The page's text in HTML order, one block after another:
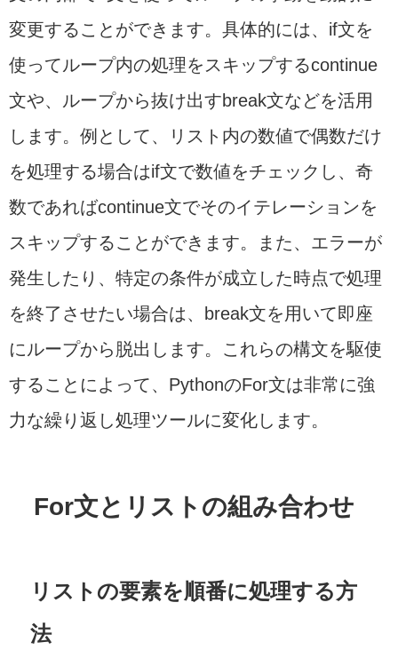
変更することができます。具体的には、if文を
使ってループ内の処理をスキップするcontinue
文や、ループから抜け出すbreak文などを活用
します。例として、リスト内の数値で偶数だけ
を処理する場合はif文で数値をチェックし、奇
数であればcontinue文でそのイテレーションを
スキップすることができます。また、エラーが
発生したり、特定の条件が成立した時点で処理
を終了させたい場合は、break文を用いて即座
にループから脱出します。これらの構文を駆使
することによって、PythonのFor文は非常に強
力な繰り返し処理ツールに変化します。
For文とリストの組み合わせ
リストの要素を順番に処理する方
法